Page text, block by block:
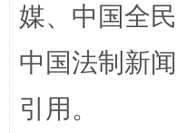
媒、中国全
中国法制新
引用。